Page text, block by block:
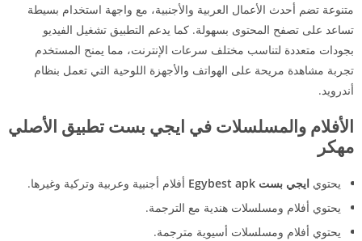
متنوعة تضم أحدث الأعمال العربية والأجنبية، مع واجهة استخدام بسيطة
تساعد على تصفح المحتوى بسهولة. كما يدعم التطبيق تشغيل الفيديو
بجودات متعددة لتناسب مختلف سرعات الإنترنت، مما يمنح المستخدم
تجربة مشاهدة مريحة على الهواتف والأجهزة اللوحية التي تعمل بنظام
أندرويد.
الأفلام والمسلسلات في ايجي بست تطبيق الأصلي
مهكر
يحتوي ايجي بست Egybest apk
أفلام أجنبية وعربية وتركية وغيرها.
يحتوي أفلام ومسلسلات هندية مع الترجمة.
يحتوي أفلام ومسلسلات أسيوية مترجمة.